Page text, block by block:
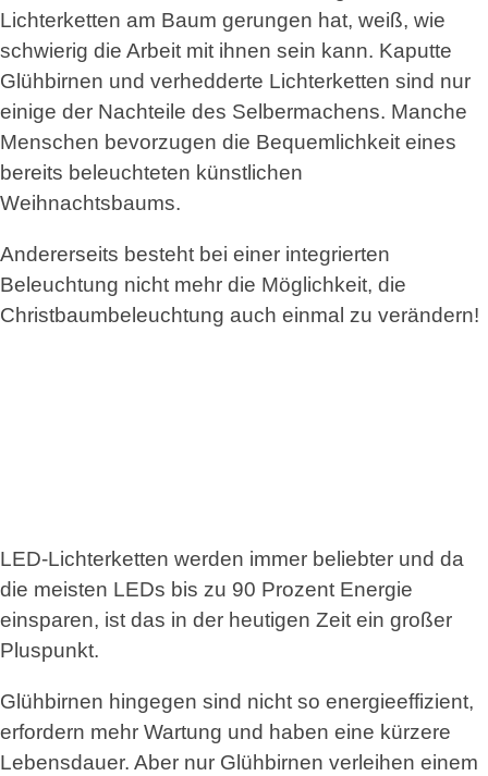
Lichterketten am Baum gerungen hat, weiß, wie
schwierig die Arbeit mit ihnen sein kann. Kaputte
Glühbirnen und verhedderte Lichterketten sind nur
einige der Nachteile des Selbermachens. Manche
Menschen bevorzugen die Bequemlichkeit eines
bereits beleuchteten künstlichen
Weihnachtsbaums.
Andererseits besteht bei einer integrierten
Beleuchtung nicht mehr die Möglichkeit, die
Christbaumbeleuchtung auch einmal zu verändern!
LED-Lichterketten werden immer beliebter und da
die meisten LEDs bis zu 90 Prozent Energie
einsparen, ist das in der heutigen Zeit ein großer
Pluspunkt.
Glühbirnen hingegen sind nicht so energieeffizient,
erfordern mehr Wartung und haben eine kürzere
Lebensdauer. Aber nur Glühbirnen verleihen einem